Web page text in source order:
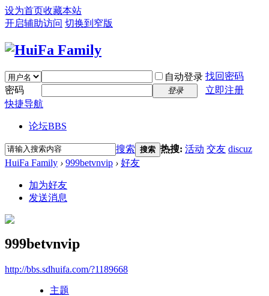
设为首页收藏本站
开启辅助访问 切换到窄版
自动登录 找回密码
密码
登录
立即注册
快捷导航
论坛BBS
搜索 搜索 热搜: 活动 交友 discuz
HuiFa Family › 999betvnvip › 好友
加为好友
发送消息
999betvnvip
http://bbs.sdhuifa.com/?1189668
主题